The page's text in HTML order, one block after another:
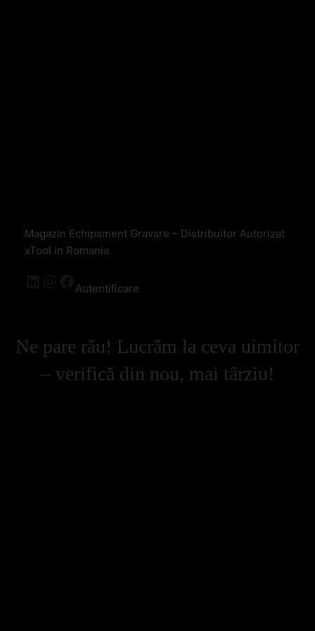
Magazin Echipament Gravare – Distribuitor Autorizat
xTool in Romania
Autentificare
Ne pare rău! Lucrăm la ceva uimitor
– verifică din nou, mai târziu!